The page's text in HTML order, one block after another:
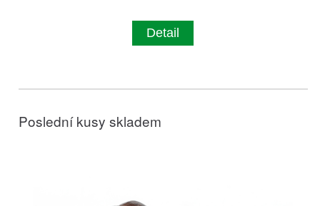
Detail
Poslední kusy skladem